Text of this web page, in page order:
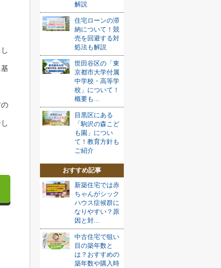
解説
住宅ローンの滞
納について！競
売を回避する対
処法も解説
世田谷区の「東
京都市大学付属
中学校・高等学
校」について！
概要も...
目黒区にある
「駒沢の森こど
も園」につい
て！教育方針も
ご紹介
おすすめ記事
新築住宅では赤
ちゃんがシック
ハウス症候群に
なりやすい？原
因と対...
中古住宅で狙い
目の築年数と
は？おすすめの
築年数や購入時